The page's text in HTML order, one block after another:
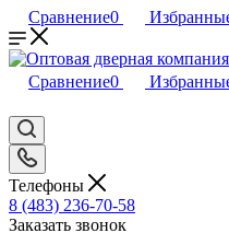
Сравнение0
Сравнение0
Телефоны
8 (483) 236-70-58
Заказать звонок